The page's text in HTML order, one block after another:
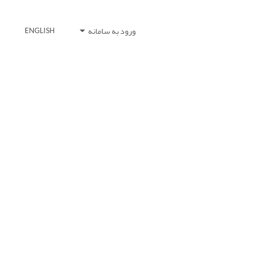
ورود به سامانه ENGLISH